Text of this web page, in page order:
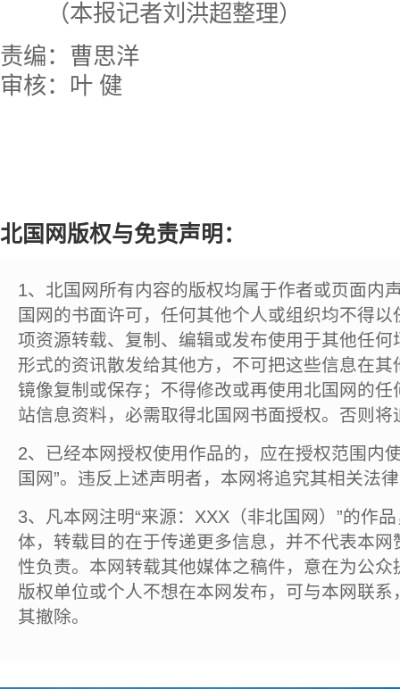
（本报记者刘洪超整理）
责编：曹思洋
审核：叶 健
北国网版权与免责声明：
1、北国网所有内容的版权均属于作者或页面内
国网的书面许可，任何其他个人或组织均不得
项资源转载、复制、编辑或发布使用于其他任
形式的资讯散发给其他方，不可把这些信息在
镜像复制或保存；不得修改或再使用北国网的
站信息资料，必需取得北国网书面授权。否则将
2、已经本网授权使用作品的，应在授权范围内
国网”。违反上述声明者，本网将追究其相关法
3、凡本网注明“来源：XXX（非北国网）”的作
体，转载目的在于传递更多信息，并不代表本
性负责。本网转载其他媒体之稿件，意在为公
版权单位或个人不想在本网发布，可与本网联
其撤除。